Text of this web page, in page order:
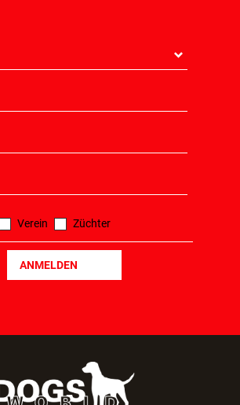
Verein Züchter
ANMELDEN